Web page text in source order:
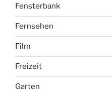
Fensterbank
Fernsehen
Film
Freizeit
Garten